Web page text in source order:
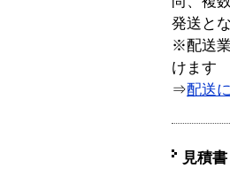
発送と
※配送
けます
⇒配送
見積